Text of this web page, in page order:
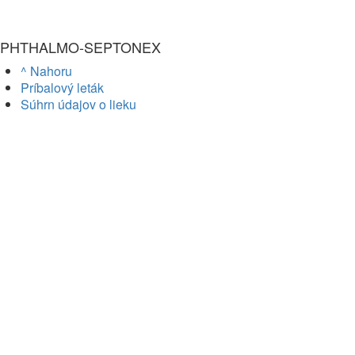
SEPTONEX
^ Nahoru
Príbalový leták
Súhrn údajov o lieku